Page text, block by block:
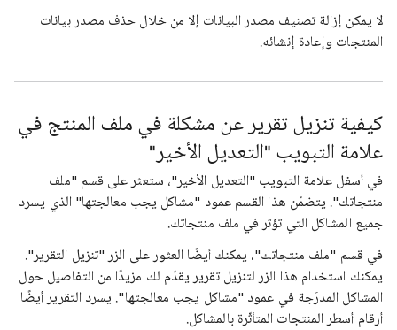
لا يمكن إزالة تصنيف مصدر البيانات إلا من خلال حذف مصدر بيانات
المنتجات وإعادة إنشائه.
كيفية تنزيل تقرير عن مشكلة في ملف المنتج في
علامة التبويب "التعديل الأخير"
في أسفل علامة التبويب "التعديل الأخير"، ستعثر على قسم "ملف
منتجاتك". يتضمّن هذا القسم عمود "مشاكل يجب معالجتها" الذي يسرد
جميع المشاكل التي تؤثر في ملف منتجاتك.
في قسم "ملف منتجاتك"، يمكنك أيضًا العثور على الزر "تنزيل التقرير".
يمكنك استخدام هذا الزر لتنزيل تقرير يقدّم لك مزيدًا من التفاصيل حول
المشاكل المدرَجة في عمود "مشاكل يجب معالجتها". يسرد التقرير أيضًا
أرقام أسطر المنتجات المتأثّرة بالمشاكل.